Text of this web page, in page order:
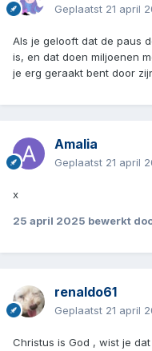
Geplaatst 21 april
Als je gelooft dat de paus
is, en dat doen miljoenen
je erg geraakt bent door
Amalia
Geplaatst 21 april
x
25 april 2025 bewerkt
renaldo61
Geplaatst 21 april
Christus is God , wist je